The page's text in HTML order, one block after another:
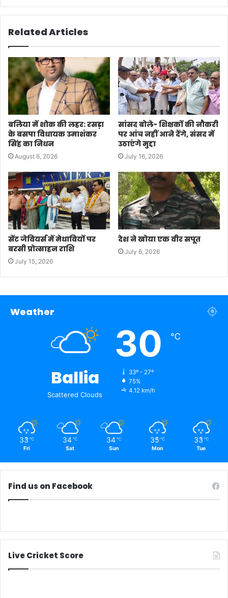
Related Articles
बलिया में शोक की लहर: रसड़ा
के बसपा विधायक उमाशंकर
सिंह का निधन
August 6, 2026
सांसद बोले- शिक्षकों की नौकरी
पर आंच नहीं आने देंगे, संसद में
उठाएंगे मुद्दा
July 16, 2026
सेंट जेवियर्स में मेधावियों पर
बरसी प्रोत्साहन राशि
July 15, 2026
देश ने खोया एक वीर सपूत
July 6, 2026
Weather
Ballia
Scattered Clouds
30 ℃
33º - 27º
75%
4.12 km/h
33 ℃
Fri
34 ℃
Sat
34 ℃
Sun
35 ℃
Mon
33 ℃
Tue
Find us on Facebook
Live Cricket Score